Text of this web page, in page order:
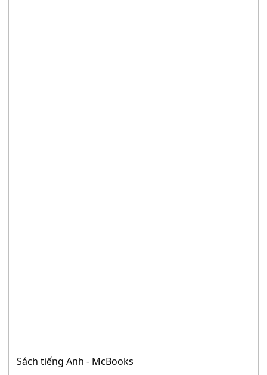
Sách tiếng Anh - McBooks